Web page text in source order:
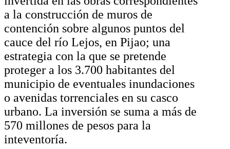
a la construcción de muros de
contención sobre algunos puntos del
cauce del río Lejos, en Pijao; una
estrategia con la que se pretende
proteger a los 3.700 habitantes del
municipio de eventuales inundaciones
o avenidas torrenciales en su casco
urbano. La inversión se suma a más de
570 millones de pesos para la
inteventoría.